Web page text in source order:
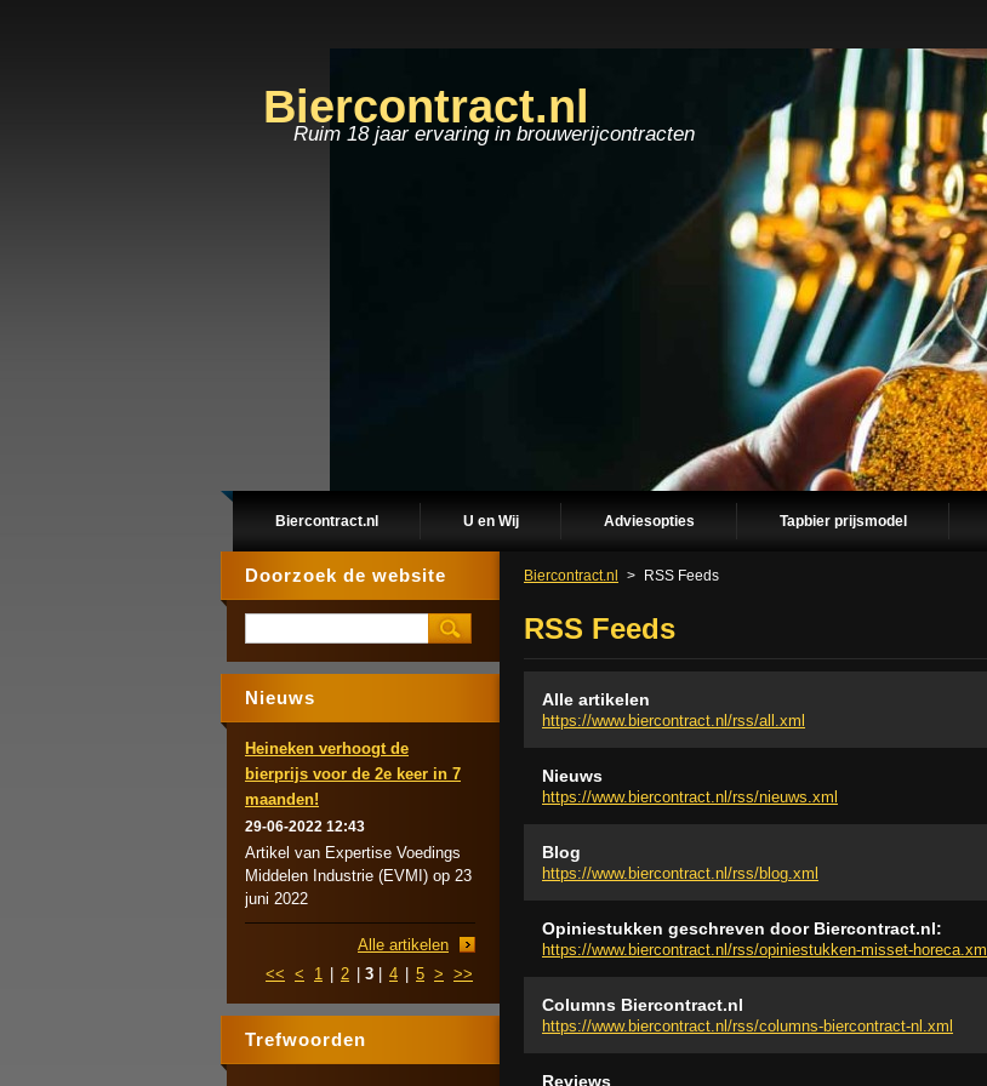
Biercontract.nl
Ruim 18 jaar ervaring in brouwerijcontracten
Biercontract.nl U en Wij Adviesopties Tapbier prijsmodel
Biercontract.nl > RSS Feeds
RSS Feeds
Alle artikelen
https://www.biercontract.nl/rss/all.xml
Nieuws
https://www.biercontract.nl/rss/nieuws.xml
Blog
https://www.biercontract.nl/rss/blog.xml
Opiniestukken geschreven door Biercontract.nl:
https://www.biercontract.nl/rss/opiniestukken-misset-horeca.xml
Columns Biercontract.nl
https://www.biercontract.nl/rss/columns-biercontract-nl.xml
Reviews
Doorzoek de website
Nieuws
Heineken verhoogt de
bierprijs voor de 2e keer in 7
maanden!
29-06-2022 12:43
Artikel van Expertise Voedings
Middelen Industrie (EVMI) op 23
juni 2022
Alle artikelen
<< < 1 2 3 4 5 > >>
Trefwoorden